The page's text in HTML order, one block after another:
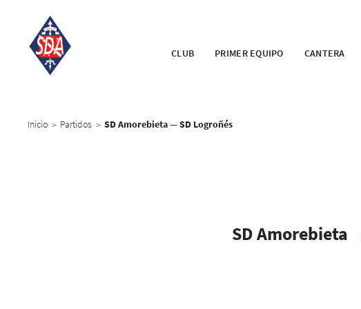
CLUB PRIMER EQUIPO CANTERA
Inicio > Partidos > SD Amorebieta — SD Logroñés
SD Amorebieta